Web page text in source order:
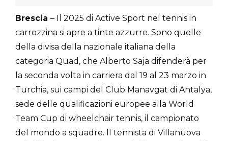
Brescia – Il 2025 di Active Sport nel tennis in
carrozzina si apre a tinte azzurre. Sono quelle
della divisa della nazionale italiana della
categoria Quad, che Alberto Saja difenderà per
la seconda volta in carriera dal 19 al 23 marzo in
Turchia, sui campi del Club Manavgat di Antalya,
sede delle qualificazioni europee alla World
Team Cup di wheelchair tennis, il campionato
del mondo a squadre. Il tennista di Villanuova